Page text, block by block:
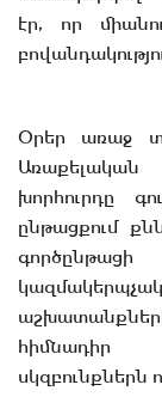
էր, որ
Օրեր առաջ
Առաքելական
խորհուրդը
ընթացքում
հիմնադիր
սկզբունքներն